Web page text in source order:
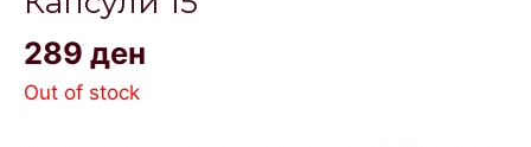
289 ден
Out of stock